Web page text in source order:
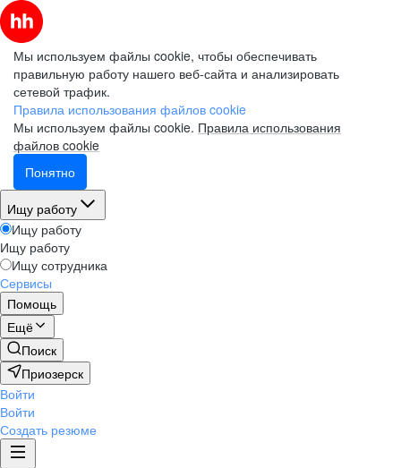
Мы используем файлы cookie, чтобы обеспечивать
правильную работу нашего веб-сайта и анализировать
сетевой трафик.
Правила использования файлов cookie
Мы используем файлы cookie. Правила использования
файлов cookie
Понятно
Ищу работу
Ищу работу
Ищу работу
Ищу сотрудника
Сервисы
Помощь
Ещё
Поиск
Приозерск
Войти
Войти
Создать резюме